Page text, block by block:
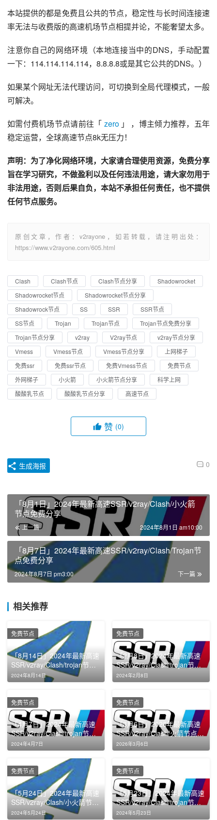
本站提供的都是免费且公共的节点，稳定性与长时间连接速
率无法与收费版的高速机场节点相提并论，不能奢望太多。
注意你自己的网络环境（本地连接当中的DNS，手动配置
一下：114.114.114.114，8.8.8.8或是其它公共的DNS。）
如果某个网址无法代理访问，可切换到全局代理模式，一般
可解决。
如需付费机场节点请前往「 zero 」 ，博主倾力推荐，五年
稳定运营，全球高速节点8k无压力！
声明：为了净化网络环境，大家请合理使用资源，免费分享
旨在学习研究，不做盈利以及任何违法用途，请大家勿用于
非法用途，否则后果自负，本站不承担任何责任，也不提供
任何节点服务。
原创文章，作者：v2rayone，如若转载，请注明出处：
https://www.v2rayone.com/605.html
Clash Clash节点 Clash节点分享
Shadowrocket
Shadowrocket节点
Shadowrocket节点分享
Shadowrock节点
SS SSR
SSR节点
SS节点
Trojan Trojan节点
Trojan节点免费分享
Trojan节点分享
v2ray V2ray节点
v2ray节点分享
Vmess
Vmess节点 Vmess节点分享
上网梯子
免费ssr
免费ssr节点 免费Vmess节点
免费节点
外网梯子
小火箭 小火箭节点分享
科学上网
酸酸乳节点
酸酸乳节点分享 高速节点
赞 (0)
0
生成海报
「8月1日」2024年最新高速SSR/v2ray/Clash/小火箭
节点免费分享
上一篇 2024年8月1日 am10:00
「8月7日」2024年最新高速SSR/v2ray/Clash/Trojan节
点免费分享
下一篇
2024年8月7日 pm3:00
相关推荐
「8月14日」2024年最新高速
SSR/v2ray/Clash/trojan节点
免费分享
2024年8月14日
免费节点
「2月8日」2024年最新高速
SSR/v2ray/Clash/trojan节点
免费分享
2024年2月8日
免费节点
「4月7日」2024年最新高速
SSR/v2ray/Clash/trojan节点
免费分享
2024年4月7日
免费节点
「3月6日」2026年最新高速
SSR/v2ray/Clash/火箭节点免
费分享
2026年3月6日
免费节点
「5月24日」2024年最新高速
SSR/v2ray/Clash/小火箭节点
免费分享
2024年5月24日
免费节点
「5月23日」2024年最新高速
SSR/v2ray/Clash/trojan节点
免费分享
2024年5月23日
免费节点